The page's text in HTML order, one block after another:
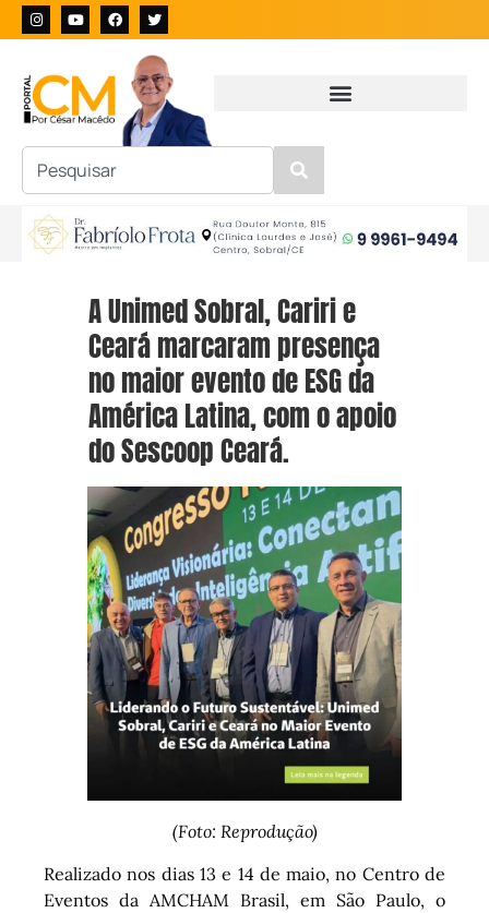
A Unimed Sobral, Cariri e
Ceará marcaram presença
no maior evento de ESG da
América Latina, com o apoio
do Sescoop Ceará.
(Foto: Reprodução)
Realizado nos dias 13 e 14 de maio, no Centro de
Eventos da AMCHAM Brasil, em São Paulo, o